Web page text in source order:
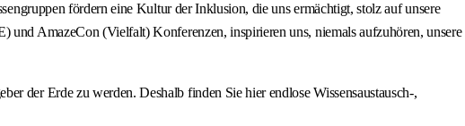
fördern eine Kultur der Inklusion, die uns ermächtigt, stolz auf unsere
und AmazeCon (Vielfalt) Konferenzen, inspirieren uns, niemals aufzuhören, unsere
der Erde zu werden. Deshalb finden Sie hier endlose Wissensaustausch-,